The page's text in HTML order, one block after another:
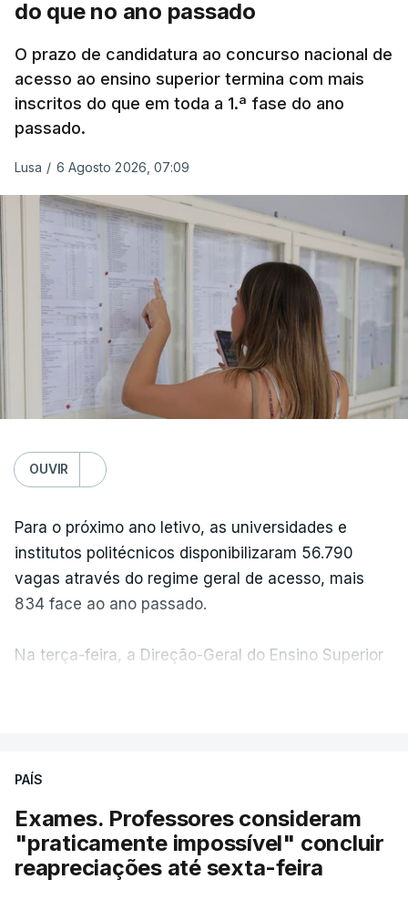
do que no ano passado
O prazo de candidatura ao concurso nacional de
acesso ao ensino superior termina com mais
inscritos do que em toda a 1.ª fase do ano
passado.
Lusa / 6 Agosto 2026, 07:09
OUVIR
Para o próximo ano letivo, as universidades e
institutos politécnicos disponibilizaram 56.790
vagas através do regime geral de acesso, mais
834 face ao ano passado.
Na terça-feira, a Direção-Geral do Ensino Superior
No primeiro dia do concurso deste ano, apenas
304 alunos tinham apresentado candidatura, muito
abaixo dos 10 mil que o tinham feito no primeiro dia
do concurso do ano passado.
PAÍS
Exames. Professores consideram
"praticamente impossível" concluir
reapreciações até sexta-feira